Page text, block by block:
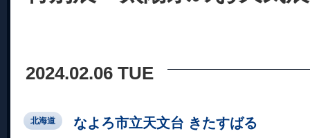
2024.02.06 TUE
北海道 なよろ市立天文台 きたすばる